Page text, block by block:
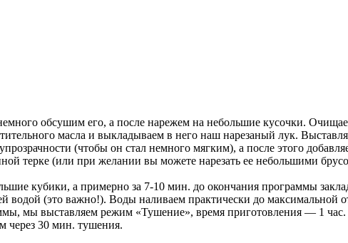
обсушим его, а после нарежем на небольшие кусочки.
масла и выкладываем в него наш нарезаный лук.
(чтобы он стал немного мягким), а после этого
терке (или при желании вы можете нарезать ее небольшими
кубики, а примерно за 7-10 мин. до окончания программы
водой (это важно!). Воды наливаем практически до
мы выставляем режим «Тушение», время приготовления — 1
через 30 мин. тушения.